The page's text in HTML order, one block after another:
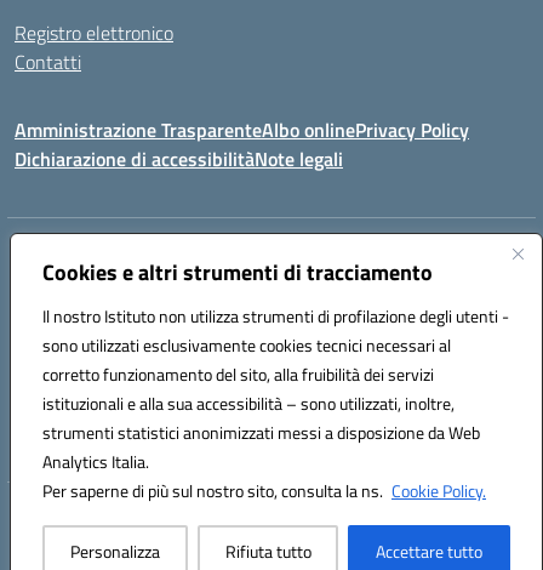
Cookies e altri strumenti di tracciamento
Il nostro Istituto non utilizza strumenti di profilazione degli utenti -
sono utilizzati esclusivamente cookies tecnici necessari al
corretto funzionamento del sito, alla fruibilità dei servizi
istituzionali e alla sua accessibilità – sono utilizzati, inoltre,
strumenti statistici anonimizzati messi a disposizione da Web
Analytics Italia.
Per saperne di più sul nostro sito, consulta la ns. Cookie Policy.
Personalizza Rifiuta tutto Accettare tutto
Registro elettronico
Contatti
Amministrazione TrasparenteAlbo onlinePrivacy Policy
Dichiarazione di accessibilitàNote legali
Centralino:0974952026 Email:saic8am009@istruzione.it
Posta elettronica certificata (PEC):
saic8am009@pec.istruzione.it
Codice fiscale: 93023970655
Codice meccanografico:SAIC8AM009
Codice Indice delle Pubbliche Amministrazioni (IPA): istsc_saic8am009
Codice unico di fatturazione (CUF): UFWC6Y
Concept & Design by Designers Italia